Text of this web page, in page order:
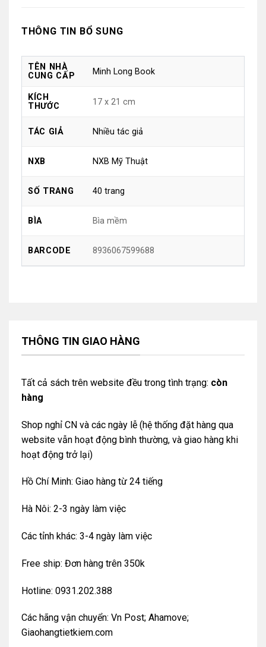
THÔNG TIN BỔ SUNG
TÊN NHÀ
CUNG CẤP
Minh Long Book
KÍCH
THƯỚC
17 x 21 cm
TÁC GIẢ Nhiều tác giả
NXB NXB Mỹ Thuật
SỐ TRANG 40 trang
BÌA Bìa mềm
BARCODE 8936067599688
THÔNG TIN GIAO HÀNG
Tất cả sách trên website đều trong tình trạng: còn
hàng
Shop nghỉ CN và các ngày lễ (hệ thống đặt hàng qua
website vẫn hoạt động bình thường, và giao hàng khi
hoạt động trở lại)
Hồ Chí Minh: Giao hàng từ 24 tiếng
Hà Nôi: 2-3 ngày làm việc
Các tỉnh khác: 3-4 ngày làm việc
Free ship: Đơn hàng trên 350k
Hotline: 0931.202.388
Các hãng vận chuyển: Vn Post; Ahamove;
Giaohangtietkiem.com